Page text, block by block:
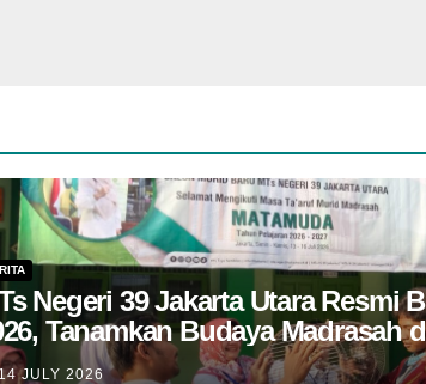
Negeri 39 Jakarta Utara Resmi
Tanamkan Budaya Madrasah
kepada Peserta Didik
14 JULY 2026